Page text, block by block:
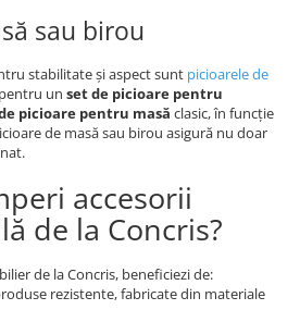
sau birou
stabilitate și aspect sunt picioarele de
un set de picioare pentru
picioare pentru masă clasic, în funcție
de masă sau birou asigură nu doar
accesorii
de la Concris?
de la Concris, beneficiezi de:
rezistente, fabricate din materiale